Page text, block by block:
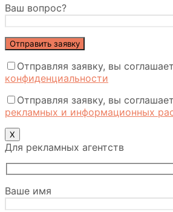
Ваш вопрос?
Отправляя заявку, вы
конфиденциальности
Отправляя заявку, вы
рекламных и информационных
Х
Для рекламных агентств
Ваше имя